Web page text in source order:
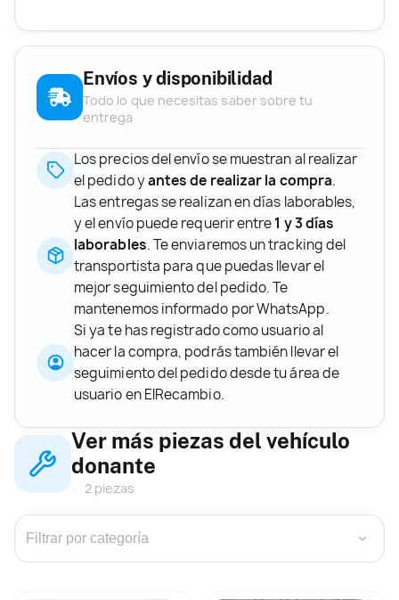
Envíos y disponibilidad
Todo lo que necesitas saber sobre tu
entrega
Los precios del envío se muestran al realizar
el pedido yantes de realizar la compra.
Las entregas se realizan en días laborables,
y el envío puede requerir entre1 y 3 días
laborables. Te enviaremos un tracking del
transportista para que puedas llevar el
mejor seguimiento del pedido. Te
mantenemos informado por WhatsApp.
Si ya te has registrado como usuario al
hacer la compra, podrás también llevar el
seguimiento del pedido desde tu área de
usuario en ElRecambio.
Ver más piezas del vehículo
donante
2 piezas
›